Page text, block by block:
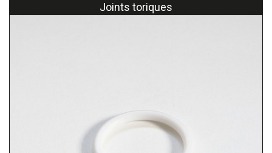
Joints toriques